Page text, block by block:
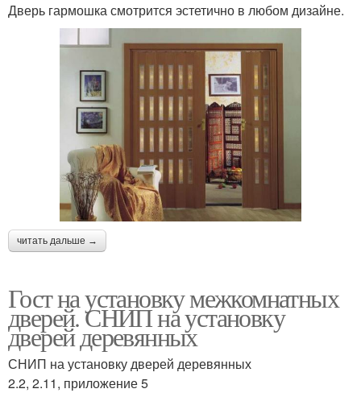
Дверь гармошка смотрится эстетично в любом дизайне.
читать дальше →
Гост на установку межкомнатных
дверей. СНИП на установку
дверей деревянных
СНИП на установку дверей деревянных
2.2, 2.11, приложение 5